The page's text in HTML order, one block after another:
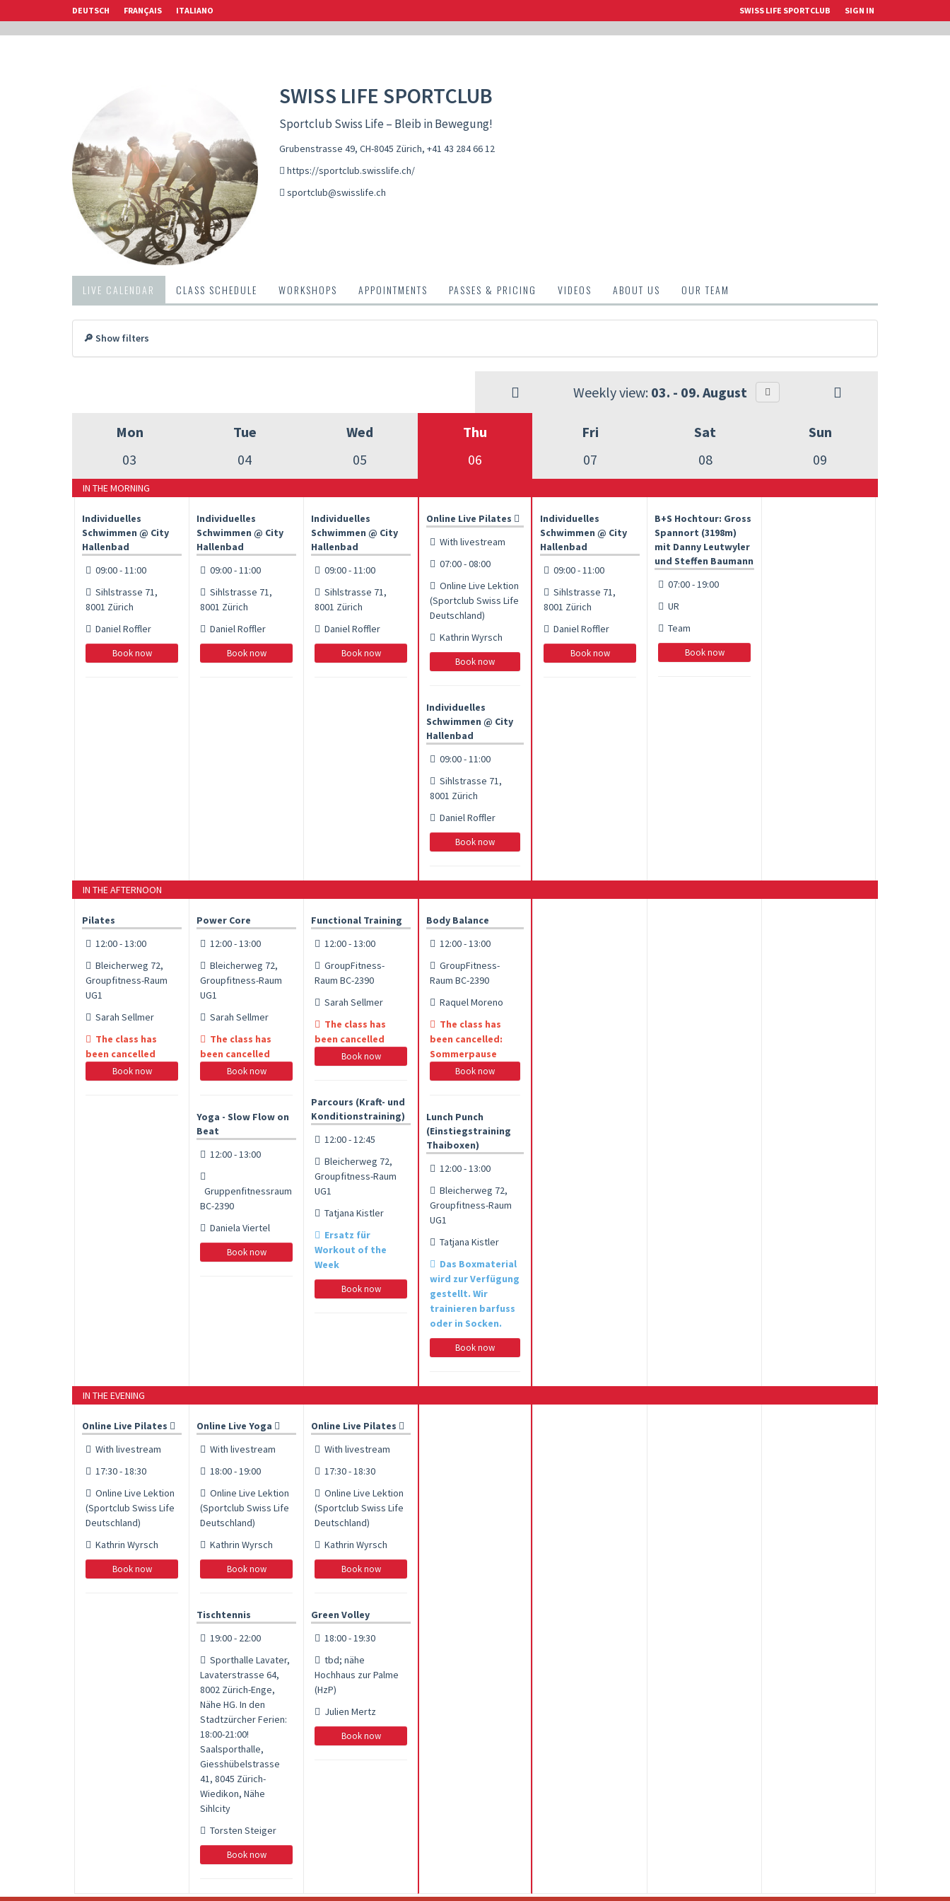
DEUTSCH FRANÇAIS ITALIANO SWISS LIFE SPORTCLUB SIGN IN
SWISS LIFE SPORTCLUB
Sportclub Swiss Life – Bleib in Bewegung!
Grubenstrasse 49, CH-8045 Zürich, +41 43 284 66 12
https://sportclub.swisslife.ch/
sportclub@swisslife.ch
LIVE CALENDAR CLASS SCHEDULE WORKSHOPS APPOINTMENTS PASSES & PRICING VIDEOS ABOUT US OUR TEAM
🔎 Show filters
Weekly view: 03. - 09. August
Mon
03
Tue
04
Wed
05
Thu
06
Fri
07
Sat
08
Sun
09
IN THE MORNING
Individuelles
Schwimmen @ City
Hallenbad
09:00 - 11:00
Sihlstrasse 71,
8001 Zürich
Daniel Roffler
Book now
Individuelles
Schwimmen @ City
Hallenbad
09:00 - 11:00
Sihlstrasse 71,
8001 Zürich
Daniel Roffler
Book now
Individuelles
Schwimmen @ City
Hallenbad
09:00 - 11:00
Sihlstrasse 71,
8001 Zürich
Daniel Roffler
Book now
Online Live Pilates
With livestream
07:00 - 08:00
Online Live Lektion
(Sportclub Swiss Life
Deutschland)
Kathrin Wyrsch
Book now
Individuelles
Schwimmen @ City
Hallenbad
09:00 - 11:00
Sihlstrasse 71,
8001 Zürich
Daniel Roffler
Book now
Individuelles
Schwimmen @ City
Hallenbad
09:00 - 11:00
Sihlstrasse 71,
8001 Zürich
Daniel Roffler
Book now
B+S Hochtour: Gross
Spannort (3198m)
mit Danny Leutwyler
und Steffen Baumann
07:00 - 19:00
UR
Team
Book now
IN THE AFTERNOON
Pilates
12:00 - 13:00
Bleicherweg 72,
Groupfitness-Raum
UG1
Sarah Sellmer
The class has
been cancelled
Book now
Power Core
12:00 - 13:00
Bleicherweg 72,
Groupfitness-Raum
UG1
Sarah Sellmer
The class has
been cancelled
Book now
Yoga - Slow Flow on
Beat
12:00 - 13:00
Gruppenfitnessraum
BC-2390
Daniela Viertel
Book now
Functional Training
12:00 - 13:00
GroupFitness-
Raum BC-2390
Sarah Sellmer
The class has
been cancelled
Book now
Parcours (Kraft- und
Konditionstraining)
12:00 - 12:45
Bleicherweg 72,
Groupfitness-Raum
UG1
Tatjana Kistler
Ersatz für
Workout of the
Week
Book now
Body Balance
12:00 - 13:00
GroupFitness-
Raum BC-2390
Raquel Moreno
The class has
been cancelled:
Sommerpause
Book now
Lunch Punch
(Einstiegstraining
Thaiboxen)
12:00 - 13:00
Bleicherweg 72,
Groupfitness-Raum
UG1
Tatjana Kistler
Das Boxmaterial
wird zur Verfügung
gestellt. Wir
trainieren barfuss
oder in Socken.
Book now
IN THE EVENING
Online Live Pilates
With livestream
17:30 - 18:30
Online Live Lektion
(Sportclub Swiss Life
Deutschland)
Kathrin Wyrsch
Book now
Online Live Yoga
With livestream
18:00 - 19:00
Online Live Lektion
(Sportclub Swiss Life
Deutschland)
Kathrin Wyrsch
Book now
Tischtennis
19:00 - 22:00
Sporthalle Lavater,
Lavaterstrasse 64,
8002 Zürich-Enge,
Nähe HG. In den
Stadtzürcher Ferien:
18:00-21:00!
Saalsporthalle,
Giesshübelstrasse
41, 8045 Zürich-
Wiedikon, Nähe
Sihlcity
Torsten Steiger
Book now
Online Live Pilates
With livestream
17:30 - 18:30
Online Live Lektion
(Sportclub Swiss Life
Deutschland)
Kathrin Wyrsch
Book now
Green Volley
18:00 - 19:30
tbd; nähe
Hochhaus zur Palme
(HzP)
Julien Mertz
Book now